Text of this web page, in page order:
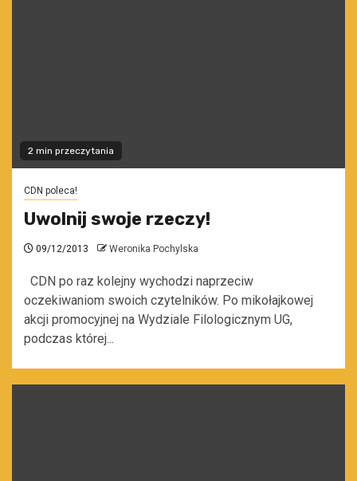
2 min przeczytania
CDN poleca!
Uwolnij swoje rzeczy!
09/12/2013 Weronika Pochylska
CDN po raz kolejny wychodzi naprzeciw
oczekiwaniom swoich czytelników. Po mikołajkowej
akcji promocyjnej na Wydziale Filologicznym UG,
podczas której...